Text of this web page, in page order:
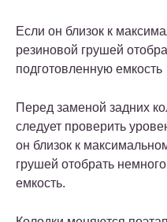
Если он близок к
резиновой грушей
подготовленную емкость
Перед заменой задних
следует проверить
он близок к
грушей отобрать
емкость.